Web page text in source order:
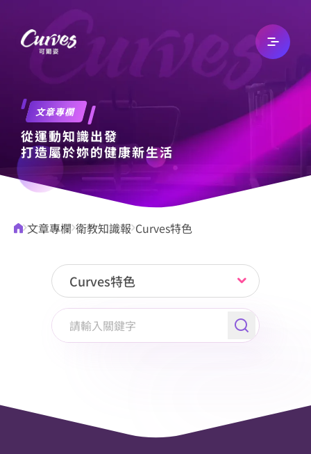
最新消息
文章專欄
自有品牌
加入我們
永續企業
文章專欄
從運動知識出發
打造屬於妳的健康新生活
文章專欄 衛教知識報 Curves特色
Curves特色